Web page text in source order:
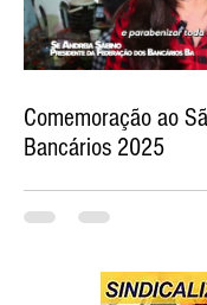
Comemoração ao
Bancários 2025